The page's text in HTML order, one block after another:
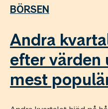
BÖRSEN
Andra
efter värden
mest